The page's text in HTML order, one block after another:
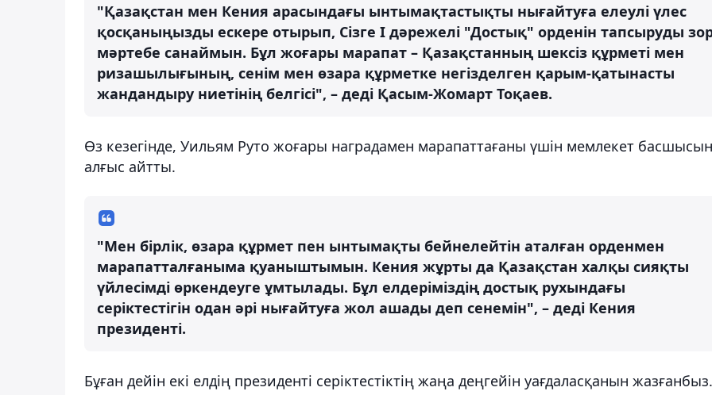
"Қазақстан мен Кения арасындағы ынтымақтастықты нығайтуға елеулі үлес
қосқаныңызды ескере отырып, Сізге І дәрежелі "Достық" орденін тапсыруды
мәртебе санаймын. Бұл жоғары марапат – Қазақстанның шексіз құрметі мен
ризашылығының, сенім мен өзара құрметке негізделген қарым-қатынасты
жандандыру ниетінің белгісі", – деді Қасым-Жомарт Тоқаев.
Өз кезегінде, Уильям Руто жоғары наградамен марапаттағаны үшін мемлекет
алғыс айтты.
"Мен бірлік, өзара құрмет пен ынтымақты бейнелейтін аталған орденмен
марапатталғаныма қуаныштымын. Кения жұрты да Қазақстан халқы сияқты
үйлесімді өркендеуге ұмтылады. Бұл елдеріміздің достық рухындағы
серіктестігін одан әрі нығайтуға жол ашады деп сенемін", – деді Кения
президенті.
Бұған дейін екі елдің президенті серіктестіктің жаңа деңгейін уағдаласқанын жазғанбыз.